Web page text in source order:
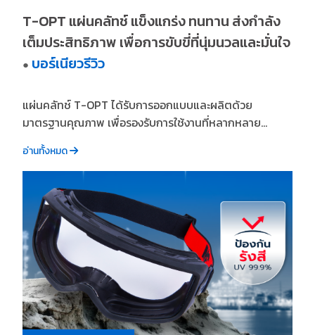
T-OPT แผ่นคลัทช์ แข็งแกร่ง ทนทาน ส่งกำลัง
เต็มประสิทธิภาพ เพื่อการขับขี่ที่นุ่มนวลและมั่นใจ
● บอร์เนียวรีวิว
แผ่นคลัทช์ T-OPT ได้รับการออกแบบและผลิตด้วย
มาตรฐานคุณภาพ เพื่อรองรับการใช้งานที่หลากหลาย...
อ่านทั้งหมด